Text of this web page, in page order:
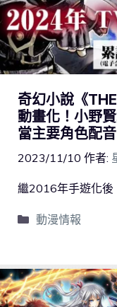
奇幻小說《
動畫化！小野
當主要角色配音
2023/11/10 作者:
繼2016年手遊化後
動漫情報